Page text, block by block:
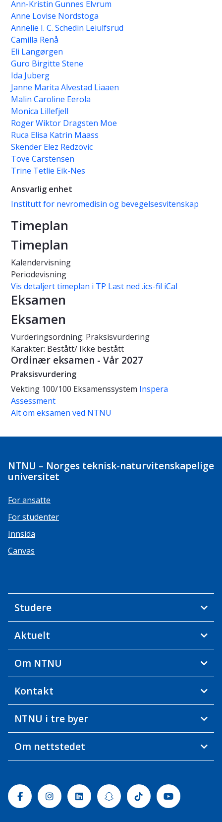
Ann-Kristin Gunnes Elvrum
Anne Lovise Nordstoga
Annelie I. C. Schedin Leiulfsrud
Camilla Renå
Eli Langørgen
Guro Birgitte Stene
Ida Juberg
Janne Marita Alvestad Liaaen
Malin Caroline Eerola
Monica Lillefjell
Roger Wiktor Dragsten Moe
Ruca Elisa Katrin Maass
Skender Elez Redzovic
Tove Carstensen
Trine Tetlie Eik-Nes
Ansvarlig enhet
Institutt for nevromedisin og bevegelsesvitenskap
Timeplan
Timeplan
Kalendervisning
Periodevisning
Vis detaljert timeplan i TP Last ned .ics-fil iCal
Eksamen
Eksamen
Vurderingsordning: Praksisvurdering
Karakter: Bestått/ Ikke bestått
Ordinær eksamen - Vår 2027
Praksisvurdering
Vekting 100/100 Eksamenssystem Inspera
Assessment
Alt om eksamen ved NTNU
NTNU – Norges teknisk-naturvitenskapelige
universitet
For ansatte
For studenter
Innsida
Canvas
Studere
Aktuelt
Om NTNU
Kontakt
NTNU i tre byer
Om nettstedet
FacebookInstagramLinkedinSnapchatTiktok Youtube